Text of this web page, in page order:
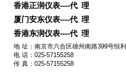
香港正润仪表----代 理
厦门安东仪表----代 理
香港东润仪表----代 理
地 址：南京市六合区雄州南路399号恒
电 话：025-57155258
传 真：025-57155258